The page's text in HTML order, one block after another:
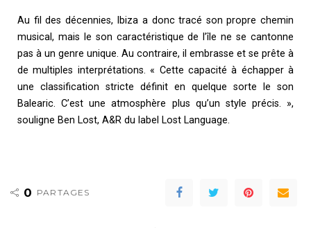
Au fil des décennies, Ibiza a donc tracé son propre chemin
musical, mais le son caractéristique de l’île ne se cantonne
pas à un genre unique. Au contraire, il embrasse et se prête à
de multiples interprétations. « Cette capacité à échapper à
une classification stricte définit en quelque sorte le son
Balearic. C’est une atmosphère plus qu’un style précis. »,
souligne Ben Lost, A&R du label Lost Language.
0 PARTAGES